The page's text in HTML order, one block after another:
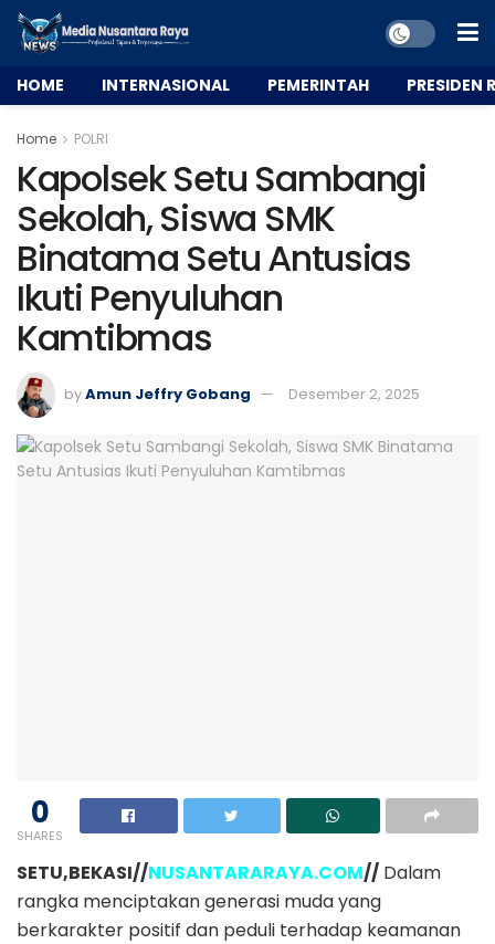
HOME INTERNASIONAL PEMERINTAH PRESIDEN
Home POLRI
Kapolsek Setu Sambangi
Sekolah, Siswa SMK
Binatama Setu Antusias
Ikuti Penyuluhan
Kamtibmas
byAmun Jeffry Gobang Desember 2, 2025
0
SHARES
SETU,BEKASI//NUSANTARARAYA.COM// Dalam
rangka menciptakan generasi muda yang
berkarakter positif dan peduli terhadap keamanan